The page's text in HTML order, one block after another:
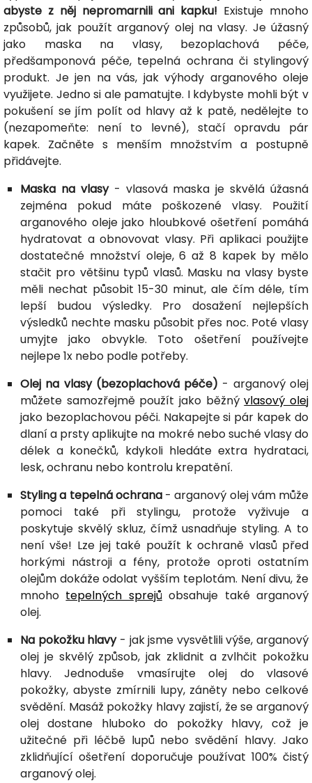
abyste z něj nepromarnili ani kapku! Existuje mnoho
způsobů, jak použít arganový olej na vlasy. Je úžasný
jako maska na vlasy, bezoplachová péče,
předšamponová péče, tepelná ochrana či stylingový
produkt. Je jen na vás, jak výhody arganového oleje
využijete. Jedno si ale pamatujte. I kdybyste mohli být v
pokušení se jím polít od hlavy až k patě, nedělejte to
(nezapomeňte: není to levné), stačí opravdu pár
kapek. Začněte s menším množstvím a postupně
přidávejte.
Maska na vlasy- vlasová maska je skvělá úžasná
zejména pokud máte poškozené vlasy. Použití
arganového oleje jako hloubkové ošetření pomáhá
hydratovat a obnovovat vlasy. Při aplikaci použijte
dostatečné množství oleje, 6 až 8 kapek by mělo
stačit pro většinu typů vlasů. Masku na vlasy byste
měli nechat působit 15-30 minut, ale čím déle, tím
lepší budou výsledky. Pro dosažení nejlepších
výsledků nechte masku působit přes noc. Poté vlasy
umyjte jako obvykle. Toto ošetření používejte
nejlepe 1x nebo podle potřeby.
Olej na vlasy (bezoplachová péče) - arganový olej
můžete samozřejmě použít jako běžnývlasový olej
jako bezoplachovou péči. Nakapejte si pár kapek do
dlaní a prsty aplikujte na mokré nebo suché vlasy do
délek a konečků, kdykoli hledáte extra hydrataci,
lesk, ochranu nebo kontrolu krepatění.
Styling a tepelná ochrana- arganový olej vám může
pomoci také při stylingu, protože vyživuje a
poskytuje skvělý skluz, čímž usnadňuje styling. A to
není vše! Lze jej také použít k ochraně vlasů před
horkými nástroji a fény, protože oproti ostatním
olejům dokáže odolat vyšším teplotám. Není divu, že
mnoho tepelných sprejůobsahuje také arganový
olej.
Na pokožku hlavy- jak jsme vysvětlili výše, arganový
olej je skvělý způsob, jak zklidnit a zvlhčit pokožku
hlavy. Jednoduše vmasírujte olej do vlasové
pokožky, abyste zmírnili lupy, záněty nebo celkové
svědění. Masáž pokožky hlavy zajistí, že se arganový
olej dostane hluboko do pokožky hlavy, což je
užitečné při léčbě lupů nebo svědění hlavy. Jako
zklidňující ošetření doporučuje používat 100% čistý
arganový olej.